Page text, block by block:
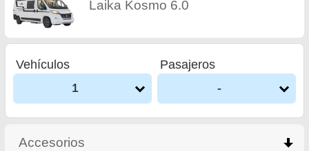
Laika Kosmo 6.0
Vehículos
1
Pasajeros
-
Accesorios